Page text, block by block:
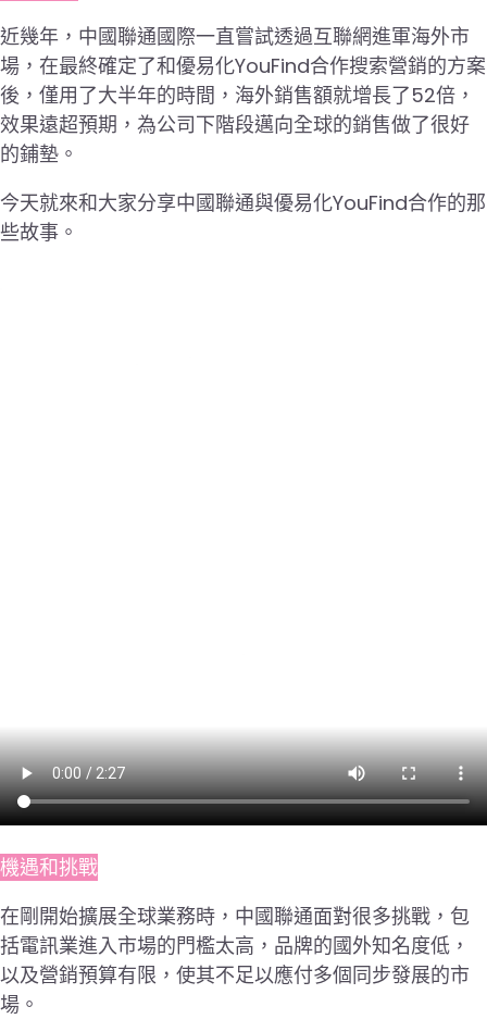
近幾年，中國聯通國際一直嘗試透過互聯網進軍海外市
場，在最終確定了和優易化YouFind合作搜索營銷的方案
後，僅用了大半年的時間，海外銷售額就增長了52倍，
效果遠超預期，為公司下階段邁向全球的銷售做了很好
的鋪墊。
今天就來和大家分享中國聯通與優易化YouFind合作的那
些故事。
機遇和挑戰
在剛開始擴展全球業務時，中國聯通面對很多挑戰，包
括電訊業進入市場的門檻太高，品牌的國外知名度低，
以及營銷預算有限，使其不足以應付多個同步發展的市
場。